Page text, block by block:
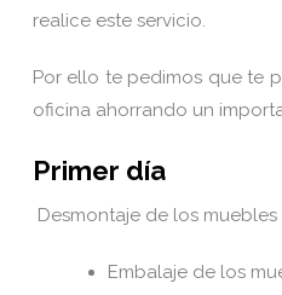
realice este servicio.
Por ello te pedimos que te
oficina ahorrando un
Primer día
Desmontaje de los muebles
Embalaje de los